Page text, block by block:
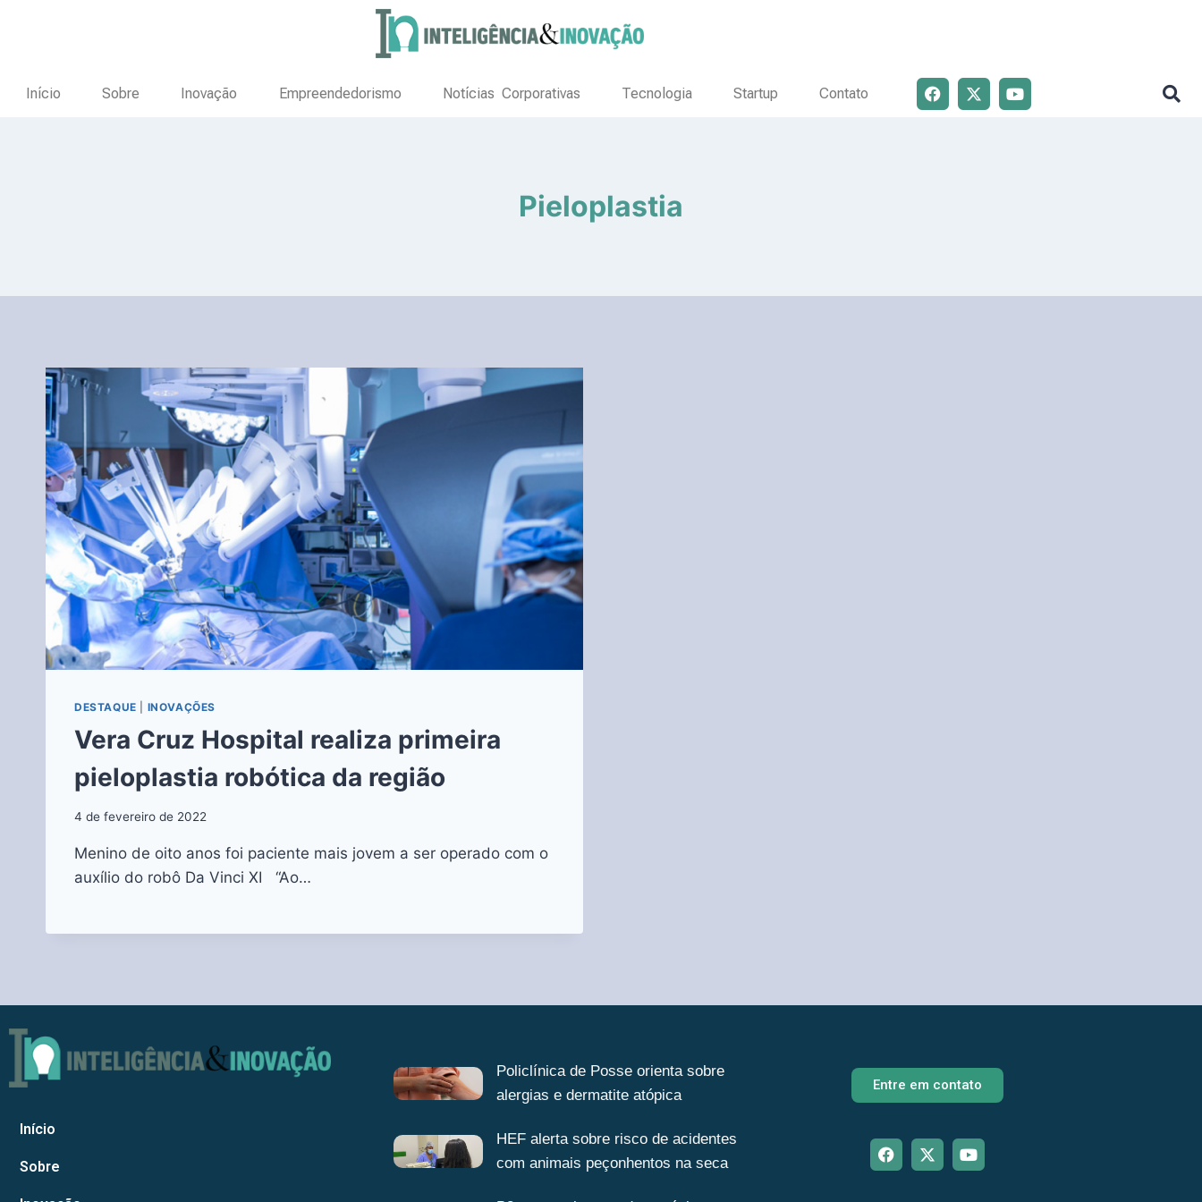
Início Sobre Inovação Empreendedorismo Notícias Corporativas Tecnologia Startup Contato
Pieloplastia
DESTAQUE INOVAÇÕES
Vera Cruz Hospital realiza primeira
pieloplastia robótica da região
4 de fevereiro de 2022
Menino de oito anos foi paciente mais jovem a ser operado com o
auxílio do robô Da Vinci XI “Ao…
Início
Sobre
Policlínica de Posse orienta sobre
alergias e dermatite atópica
HEF alerta sobre risco de acidentes
com animais peçonhentos na seca
Entre em contato